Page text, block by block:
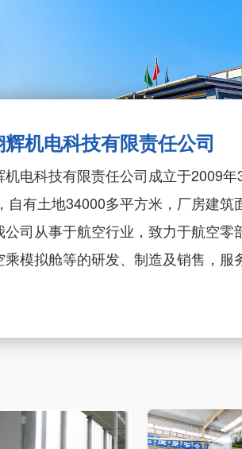
机电科技有限责任公司
机电科技有限责任公司成立于2009
自有土地34000多平方米，厂房建筑
公司从事于航空行业，致力于航空零
乘模拟舱等的研发、制造及销售，服
航空公司、航空文化产业及航空教育